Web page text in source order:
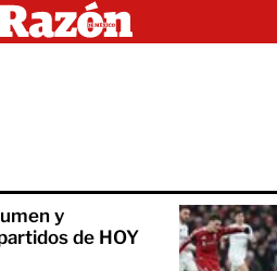
y
de HOY